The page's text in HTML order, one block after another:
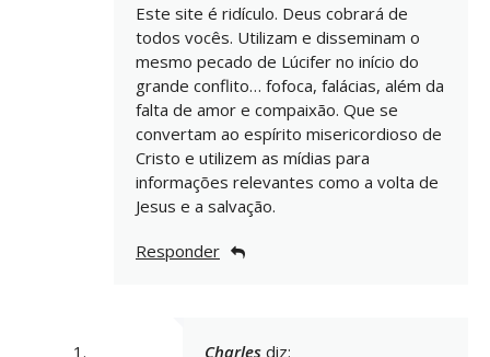
Este site é ridículo. Deus cobrará de
todos vocês. Utilizam e disseminam o
mesmo pecado de Lúcifer no início do
grande conflito… fofoca, falácias, além da
falta de amor e compaixão. Que se
convertam ao espírito misericordioso de
Cristo e utilizem as mídias para
informações relevantes como a volta de
Jesus e a salvação.
Responder
Charles diz: